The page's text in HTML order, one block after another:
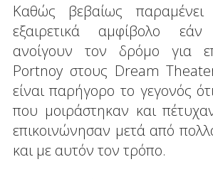
Καθώς βεβαίως
εξαιρετικά αμφίβολο
ανοίγουν τον δρόμο για
Portnoy στους Dream
είναι παρήγορο το γεγονός
που μοιράστηκαν και
επικοινώνησαν μετά από
και με αυτόν τον τρόπο.